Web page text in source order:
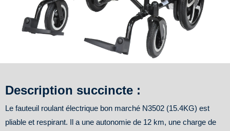
Description succincte :
Le fauteuil roulant électrique bon marché N3502 (15.4KG) est
pliable et respirant. Il a une autonomie de 12 km, une charge de